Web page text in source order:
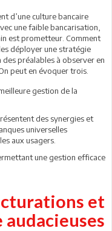
d’une culture bancaire
une faible bancarisation,
est prometteur. Comment
déployer une stratégie
des préalables à observer en
peut en évoquer trois.
gestion de la
des synergies et
universelles
aux usagers.
une gestion efficace
et